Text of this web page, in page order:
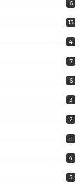
6
13
4
7
6
3
2
11
4
5